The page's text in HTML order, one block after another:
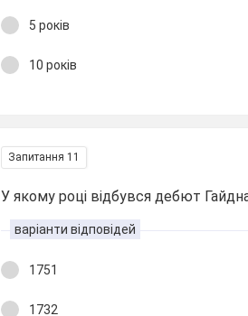
5 років
10 років
Запитання 11
У якому році відбувся дебют
варіанти відповідей
1751
1732